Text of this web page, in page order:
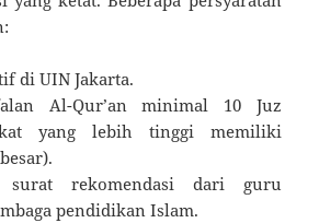
di UIN Jakarta.
Al-Qur’an minimal 10 Juz
yang lebih tinggi memiliki
surat rekomendasi dari guru
pendidikan Islam.